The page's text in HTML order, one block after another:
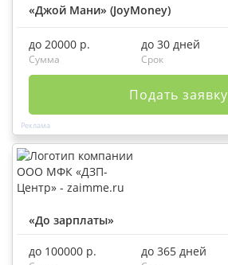
«Джой Мани» (JoyMoney)
до 20000 р.
Сумма
до 30 дней
Срок
Подать заявку
«До зарплаты»
до 100000 р. до 365 дней